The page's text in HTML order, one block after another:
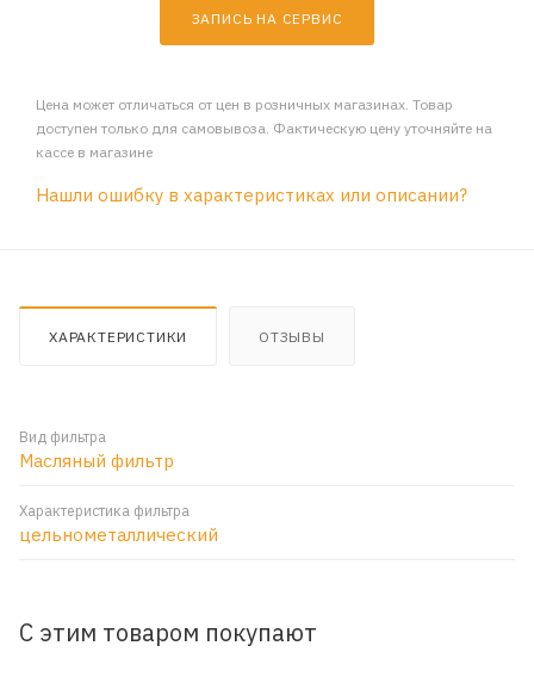
ЗАПИСЬ НА СЕРВИС
Цена может отличаться от цен в розничных магазинах. Товар
доступен только для самовывоза. Фактическую цену уточняйте на
кассе в магазине
Нашли ошибку в характеристиках или описании?
ХАРАКТЕРИСТИКИ ОТЗЫВЫ
Вид фильтра
Масляный фильтр
Характеристика фильтра
цельнометаллический
С этим товаром покупают